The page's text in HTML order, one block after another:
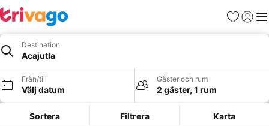
Favoriter
Logga
Destination
Acajutla
Från/till
Välj datum
Gäster och rum
2 gäster, 1 rum
Sortera Filtrera Karta